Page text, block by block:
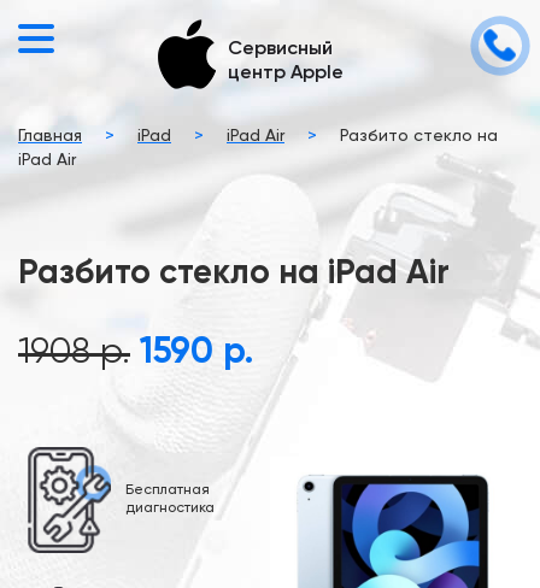
Сервисный
центр Apple
Главная > iPad > iPad Air >
Разбито стекло на
iPad Air
Разбито стекло на iPad Air
1908 р. 1590 р.
Бесплатная
диагностика